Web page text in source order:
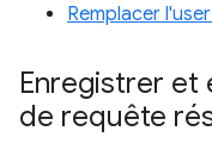
Remplacer
Enregistrer et
de requête